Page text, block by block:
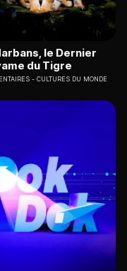
le Dernier
du Tigre
CULTURES DU MONDE